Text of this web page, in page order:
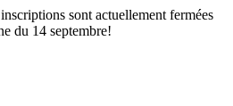
sont actuellement fermées
du 14 septembre!